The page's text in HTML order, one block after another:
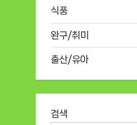
식품
완구/취미
출산/유아
검색